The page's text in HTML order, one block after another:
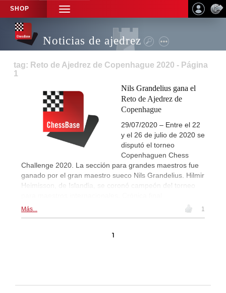
SHOP
TOGGLE
NAVIGATION
Noticias de ajedrez
tag: Reto de Ajedrez de Copenhague 2020 - Página
1
Nils Grandelius gana el
Reto de Ajedrez de
Copenhague
29/07/2020 – Entre el 22
y el 26 de julio de 2020 se
disputó el torneo
Copenhaguen Chess
Challenge 2020. La sección para grandes maestros fue
ganado por el gran maestro sueco Nils Grandelius. Hilmir
Heimisson, de Islandia, se coronó campeón del torneo
Más... 1
1